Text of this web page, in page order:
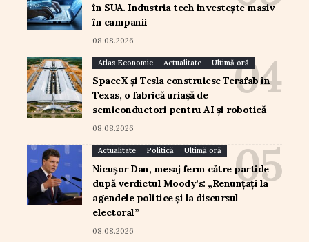
în SUA. Industria tech investește masiv
în campanii
08.08.2026
Atlas Economic Actualitate Ultimă oră
SpaceX și Tesla construiesc Terafab în
Texas, o fabrică uriașă de
semiconductori pentru AI și robotică
08.08.2026
Actualitate Politică Ultimă oră
Nicușor Dan, mesaj ferm către partide
după verdictul Moody’s: „Renunțați la
agendele politice și la discursul
electoral”
08.08.2026